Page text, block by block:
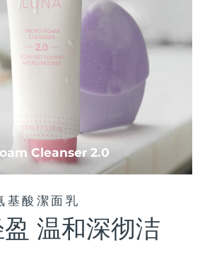
Cleanser 2.0
基酸潔面乳
温和深彻洁
4 mini
skin, T-zone
4 go
護膚
cleansers & balm
設備
cleansing devices
拉護理
anti-aging skincare
設備
3 mini
therapy device for young skin
red light therapy
設備
4 smile
silicone sonic toothbrush
0-3
Teeth Whitening Set
設備
101
anti-aging
102
103
clinical anti-aging set
P1 Primer
honey primer
201
202
211
neck & décolleté LED mask
221
LED hand mask
strengthening scalp massager
Scalp Serum
護膚品
肌膚年輕化
Red Light Therapy
502
Red Light Serum
預計送達日期
8/15/26
8/11/26
預計送達日期
8/11/26
預計送達日期8/11/26
預計送達日期 8/11/26